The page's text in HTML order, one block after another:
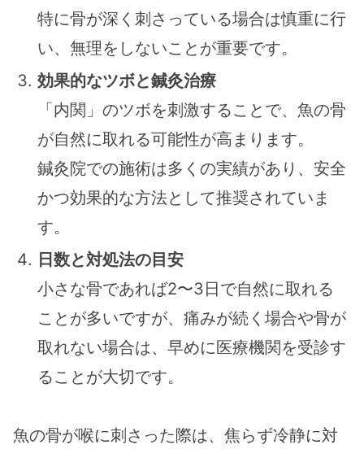
特に骨が深く刺さっている場合は慎重に行
い、無理をしないことが重要です。
効果的なツボと鍼灸治療
「内関」のツボを刺激することで、魚の骨
が自然に取れる可能性が高まります。
鍼灸院での施術は多くの実績があり、安全
かつ効果的な方法として推奨されていま
す。
日数と対処法の目安
小さな骨であれば2〜3日で自然に取れる
ことが多いですが、痛みが続く場合や骨が
取れない場合は、早めに医療機関を受診す
ることが大切です。
魚の骨が喉に刺さった際は、焦らず冷静に対